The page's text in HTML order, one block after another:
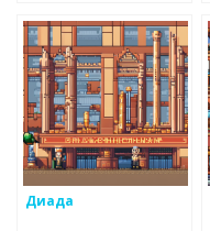
Диада